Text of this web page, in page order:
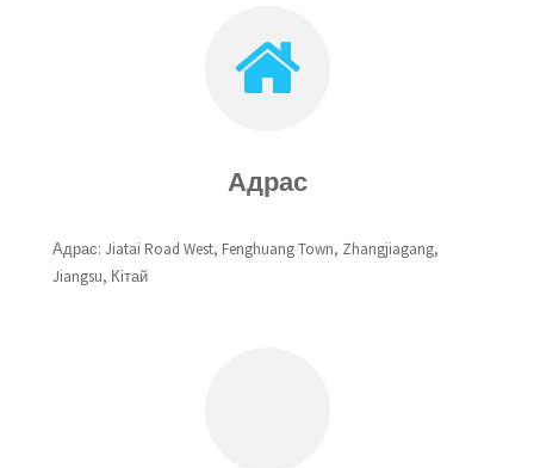
Адрас
Адрас: Jiatai Road West, Fenghuang Town, Zhangjiagang,
Jiangsu, Кітай